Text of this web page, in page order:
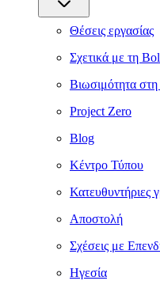
Θέσεις εργασίας
Σχετικά με τη
Βιωσιμότητα
Project Zero
Blog
Κέντρο Τύπου
Κατευθυντήριες
Αποστολή
Σχέσεις με
Ηγεσία